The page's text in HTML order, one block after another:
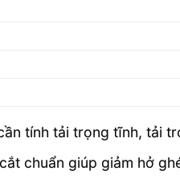
tính tải trọng tĩnh, tải
chuẩn giúp giảm hở